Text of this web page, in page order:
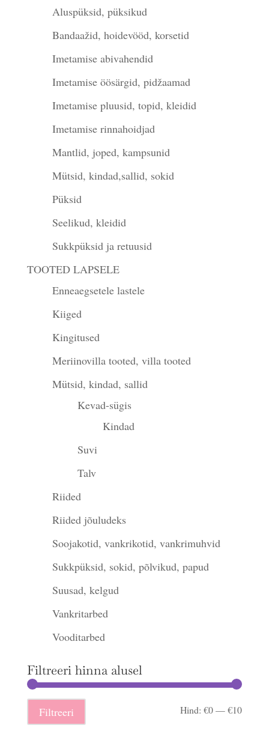
Aluspüksid, püksikud
Bandaažid, hoidevööd, korsetid
Imetamise abivahendid
Imetamise öösärgid, pidžaamad
Imetamise pluusid, topid, kleidid
Imetamise rinnahoidjad
Mantlid, joped, kampsunid
Mütsid, kindad,sallid, sokid
Püksid
Seelikud, kleidid
Sukkpüksid ja retuusid
TOOTED LAPSELE
Enneaegsetele lastele
Kiiged
Kingitused
Meriinovilla tooted, villa tooted
Mütsid, kindad, sallid
Kevad-sügis
Kindad
Suvi
Talv
Riided
Riided jõuludeks
Soojakotid, vankrikotid, vankrimuhvid
Sukkpüksid, sokid, põlvikud, papud
Suusad, kelgud
Vankritarbed
Vooditarbed
Filtreeri hinna alusel
Filtreeri Hind:€0—€10